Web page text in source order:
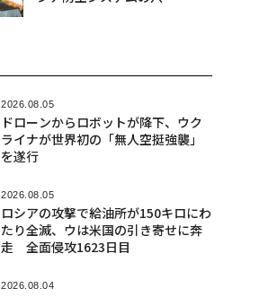
2026.08.05
ドローンからロボットが降下、ウク
ライナが世界初の「無人空挺強襲」
を遂行
2026.08.05
ロシアの攻撃で給油所が150キロにわ
たり全滅、ウは米国の引き寄せに奔
走 全面侵攻1623日目
2026.08.04